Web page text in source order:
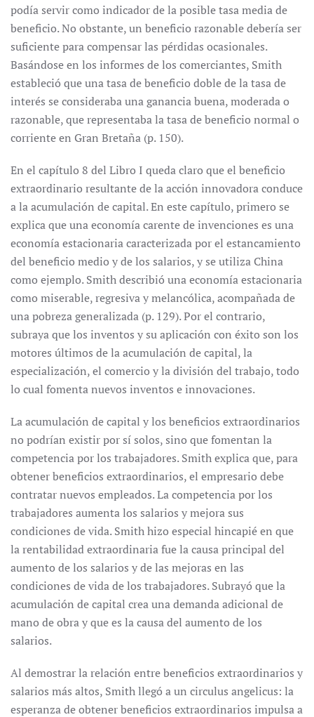
podía servir como indicador de la posible tasa media de
beneficio. No obstante, un beneficio razonable debería ser
suficiente para compensar las pérdidas ocasionales.
Basándose en los informes de los comerciantes, Smith
estableció que una tasa de beneficio doble de la tasa de
interés se consideraba una ganancia buena, moderada o
razonable, que representaba la tasa de beneficio normal o
corriente en Gran Bretaña (p. 150).
En el capítulo 8 del Libro I queda claro que el beneficio
extraordinario resultante de la acción innovadora conduce
a la acumulación de capital. En este capítulo, primero se
explica que una economía carente de invenciones es una
economía estacionaria caracterizada por el estancamiento
del beneficio medio y de los salarios, y se utiliza China
como ejemplo. Smith describió una economía estacionaria
como miserable, regresiva y melancólica, acompañada de
una pobreza generalizada (p. 129). Por el contrario,
subraya que los inventos y su aplicación con éxito son los
motores últimos de la acumulación de capital, la
especialización, el comercio y la división del trabajo, todo
lo cual fomenta nuevos inventos e innovaciones.
La acumulación de capital y los beneficios extraordinarios
no podrían existir por sí solos, sino que fomentan la
competencia por los trabajadores. Smith explica que, para
obtener beneficios extraordinarios, el empresario debe
contratar nuevos empleados. La competencia por los
trabajadores aumenta los salarios y mejora sus
condiciones de vida. Smith hizo especial hincapié en que
la rentabilidad extraordinaria fue la causa principal del
aumento de los salarios y de las mejoras en las
condiciones de vida de los trabajadores. Subrayó que la
acumulación de capital crea una demanda adicional de
mano de obra y que es la causa del aumento de los
salarios.
Al demostrar la relación entre beneficios extraordinarios y
salarios más altos, Smith llegó a un circulus angelicus: la
esperanza de obtener beneficios extraordinarios impulsa a